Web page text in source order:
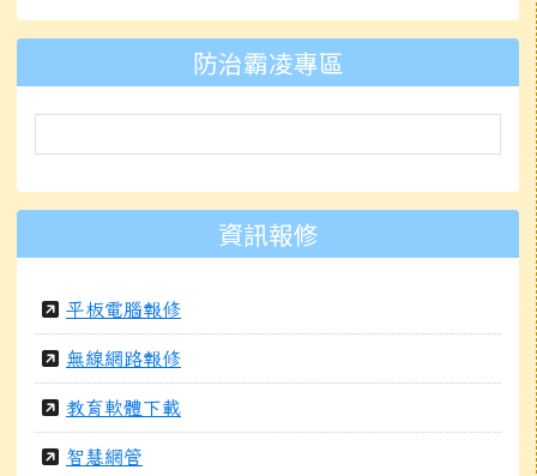
防治霸凌專區
資訊報修
平板電腦報修
無線網路報修
教育軟體下載
智慧網管